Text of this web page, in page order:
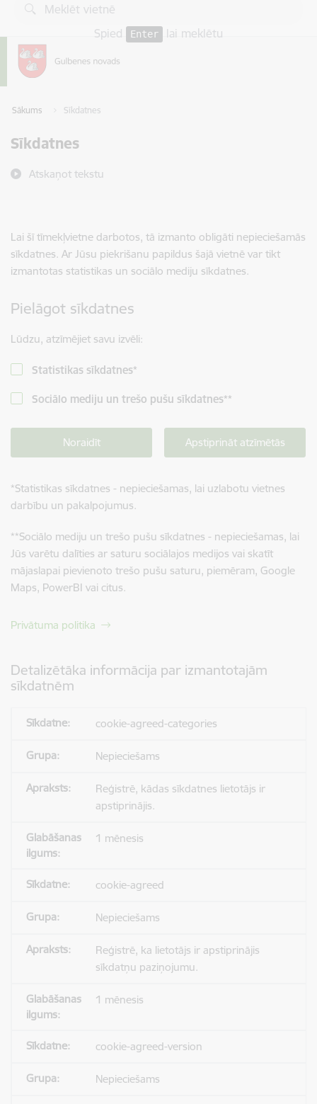
Pāriet uz lapas saturu
Spied
Enter lai meklētu
Sākums Sīkdatnes
Sīkdatnes
Atskaņot tekstu
Lai šī tīmekļvietne darbotos, tā izmanto obligāti nepieciešamās
sīkdatnes. Ar Jūsu piekrišanu papildus šajā vietnē var tikt
izmantotas statistikas un sociālo mediju sīkdatnes.
Pielāgot sīkdatnes
Lūdzu, atzīmējiet savu izvēli:
Statistikas sīkdatnes*
Sociālo mediju un trešo pušu sīkdatnes**
Noraidīt Apstiprināt atzīmētās
*Statistikas sīkdatnes - nepieciešamas, lai uzlabotu vietnes
darbību un pakalpojumus.
**Sociālo mediju un trešo pušu sīkdatnes - nepieciešamas, lai
Jūs varētu dalīties ar saturu sociālajos medijos vai skatīt
mājaslapai pievienoto trešo pušu saturu, piemēram, Google
Maps, PowerBI vai citus.
Privātuma politika
Detalizētāka informācija par izmantotajām
sīkdatnēm
cookie-agreed-categories
Nepieciešams
Reģistrē, kādas sīkdatnes lietotājs ir
apstiprinājis.
1 mēnesis
cookie-agreed
Nepieciešams
Reģistrē, ka lietotājs ir apstiprinājis
sīkdatņu paziņojumu.
1 mēnesis
cookie-agreed-version
Nepieciešams